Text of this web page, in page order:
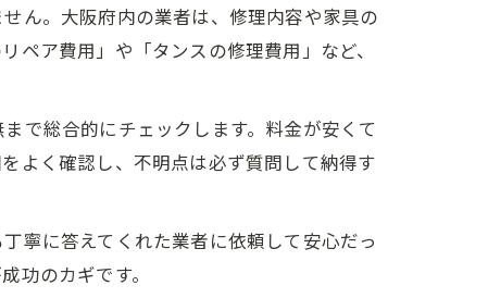
ん。大阪府内の業者は、修理内容や家具の
ア費用」や「タンスの修理費用」など、
で総合的にチェックします。料金が安くて
よく確認し、不明点は必ず質問して納得す
寧に答えてくれた業者に依頼して安心だっ
功のカギです。